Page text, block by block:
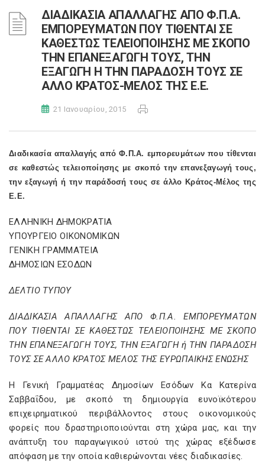
ΔΙΑΔΙΚΑΣΙΑ ΑΠΑΛΛΑΓΗΣ ΑΠΟ Φ.Π.Α.
ΕΜΠΟΡΕΥΜΑΤΩΝ ΠΟΥ ΤΙΘΕΝΤΑΙ ΣΕ
ΚΑΘΕΣΤΩΣ ΤΕΛΕΙΟΠΟΙΗΣΗΣ ΜΕ ΣΚΟΠΟ
ΤΗΝ ΕΠΑΝΕΞΑΓΩΓΗ ΤΟΥΣ, ΤΗΝ
ΕΞΑΓΩΓΗ Η ΤΗΝ ΠΑΡΑΔΟΣΗ ΤΟΥΣ ΣΕ
ΑΛΛΟ ΚΡΑΤΟΣ-ΜΕΛΟΣ ΤΗΣ Ε.Ε.
21 Ιανουαρίου, 2015
Διαδικασία απαλλαγής από Φ.Π.Α. εμπορευμάτων που τίθενται
σε καθεστώς τελειοποίησης με σκοπό την επανεξαγωγή τους,
την εξαγωγή ή την παράδοσή τους σε άλλο Κράτος-Μέλος της
Ε.Ε.
ΕΛΛΗΝΙΚΗ ΔΗΜΟΚΡΑΤΙΑ
ΥΠΟΥΡΓΕΙΟ ΟΙΚΟΝΟΜΙΚΩΝ
ΓΕΝΙΚΗ ΓΡΑΜΜΑΤΕΙΑ
ΔΗΜΟΣΙΩΝ ΕΣΟΔΩΝ
ΔΕΛΤΙΟ ΤΥΠΟΥ
ΔΙΑΔΙΚΑΣΙΑ ΑΠΑΛΛΑΓΗΣ ΑΠΟ Φ.Π.Α. ΕΜΠΟΡΕΥΜΑΤΩΝ
ΠΟΥ ΤΙΘΕΝΤΑΙ ΣΕ ΚΑΘΕΣΤΩΣ ΤΕΛΕΙΟΠΟΙΗΣΗΣ ΜΕ ΣΚΟΠΟ
ΤΗΝ ΕΠΑΝΕΞΑΓΩΓΗ ΤΟΥΣ, ΤΗΝ ΕΞΑΓΩΓΗ ή ΤΗΝ ΠΑΡΑΔΟΣΗ
ΤΟΥΣ ΣΕ ΑΛΛΟ ΚΡΑΤΟΣ ΜΕΛΟΣ ΤΗΣ ΕΥΡΩΠΑΙΚΗΣ ΕΝΩΣΗΣ
Η Γενική Γραμματέας Δημοσίων Εσόδων Κα Κατερίνα
Σαββαΐδου, με σκοπό τη δημιουργία ευνοϊκότερου
επιχειρηματικού περιβάλλοντος στους οικονομικούς
φορείς που δραστηριοποιούνται στη χώρα μας, και την
ανάπτυξη του παραγωγικού ιστού της χώρας εξέδωσε
απόφαση με την οποία καθιερώνονται νέες διαδικασίες.